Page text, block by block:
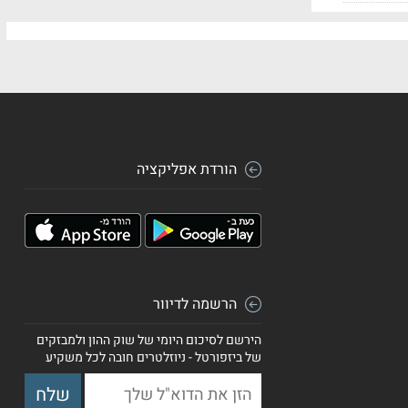
הורדת אפליקציה
הרשמה לדיוור
הירשם לסיכום היומי של שוק ההון ולמבזקים
של ביזפורטל - ניוזלטרים חובה לכל משקיע